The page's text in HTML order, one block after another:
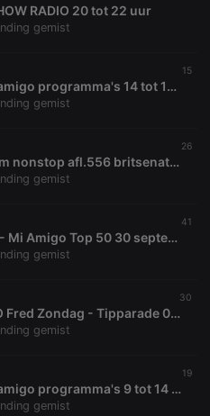
RADIO 20 tot 22 uur
gemist
15
29042021 div. mi amigo programma's 14 tot 19 uur
gemist
26
Het muziekmuseum nonstop afl.556 britsenathitp 1964197419841994 week 18
gemist
41
Wim Van Egmond - Mi Amigo Top 50 30 september 1978
gemist
30
ROLLEMAN-RADIO Fred Zondag - Tipparade 06 -Mei -1972
gemist
19
29042021 div. mi amigo programma's 9 tot 14 uur
gemist
hearthis.at to
Script.com
consent
preferences.
It is
banner to
work
1 year
your last